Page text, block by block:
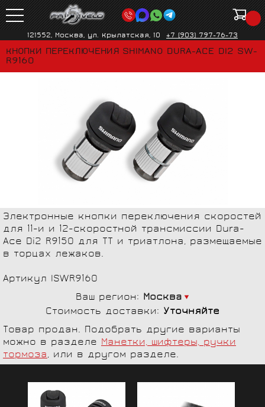
121552, Москва, ул. Крылатская, 10 +7 (903) 797-76-73
КНОПКИ ПЕРЕКЛЮЧЕНИЯ SHIMANO DURA-ACE DI2 SW-
R9160
Электронные кнопки переключения скоростей
для 11-и и 12-скоростной трансмиссии Dura-
Ace Di2 R9150 для ТТ и триатлона, размещаемые
в торцах лежаков.
Артикул ISWR9160
Ваш регион: Москва
Стоимость доставки: Уточняйте
Товар продан. Подобрать другие варианты
можно в разделе Манетки, шифтеры, ручки
тормоза, или в другом разделе.